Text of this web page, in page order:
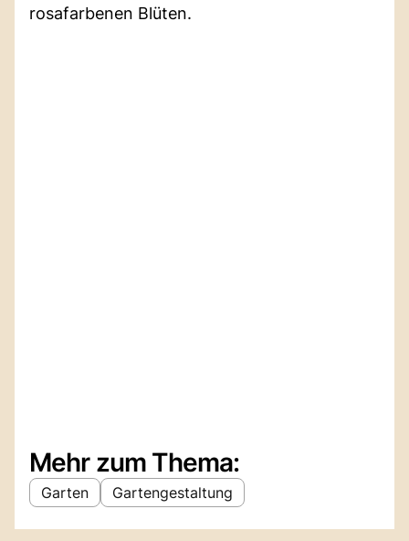
rosafarbenen Blüten.
Mehr zum Thema:
Garten Gartengestaltung